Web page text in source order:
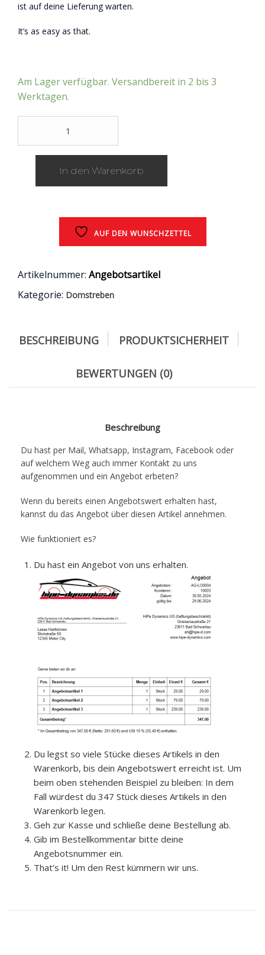
ist auf deine Lieferung warten.
It’s as easy as that.
Am Lager verfügbar. Versandbereit in 2 bis 3
Werktagen.
In den Warenkorb
AUF DEN WUNSCHZETTEL
Artikelnummer: Angebotsartikel
Kategorie: Domstreben
BESCHREIBUNG PRODUKTSICHERHEIT
BEWERTUNGEN (0)
Beschreibung
Du hast per Mail, Whatsapp, Instagram, Facebook oder
auf welchem Weg auch immer Kontakt zu uns
aufgenommen und ein Angebot erbeten?
Wenn du bereits einen Angebotswert erhalten hast,
kannst du das Angebot über diesen Artikel annehmen.
Wie funktioniert es?
Du hast ein Angebot von uns erhalten.
Du legst so viele Stücke dieses Artikels in den
Warenkorb, bis dein Angebotswert erreicht ist. Um
beim oben stehenden Beispiel zu bleiben: In dem
Fall würdest du 347 Stück dieses Artikels in den
Warenkorb legen.
Geh zur Kasse und schließe deine Bestellung ab.
Gib im Bestellkommentar bitte deine
Angebotsnummer ein.
That’s it! Um den Rest kümmern wir uns.